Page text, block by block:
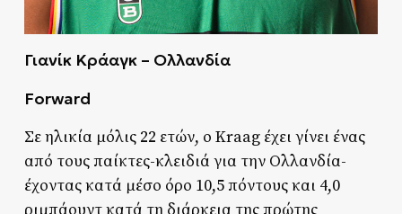
Γιανίκ Κράαγκ – Ολλανδία
Forward
Σε ηλικία μόλις 22 ετών, ο Kraag έχει γίνει ένας
από τους παίκτες-κλειδιά για την Ολλανδία-
έχοντας κατά μέσο όρο 10,5 πόντους και 4,0